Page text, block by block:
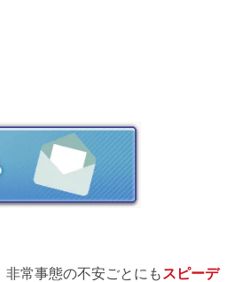
非常事態の不安ごとにも スピーデ